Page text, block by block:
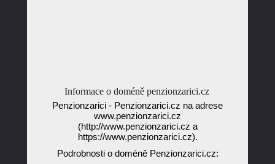
Informace o doméně penzionzarici.cz
Penzionzarici - Penzionzarici.cz na adrese
www.penzionzarici.cz
(http://www.penzionzarici.cz a
https://www.penzionzarici.cz).
Podrobnosti o doméně Penzionzarici.cz: